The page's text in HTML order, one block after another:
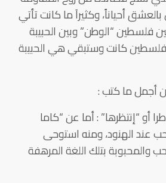
أحياناً، وكثيراَ ما كانت تأتي
فلسطين “الوطن” وبين الحبيبة
فلسطين كانت وستبقي هي الحبيبة
أو “إنتظرها” : أما عن “كاما
عند الهنود، ومنه استوحى
والمحبوبة بتلك اللغة المرهفة